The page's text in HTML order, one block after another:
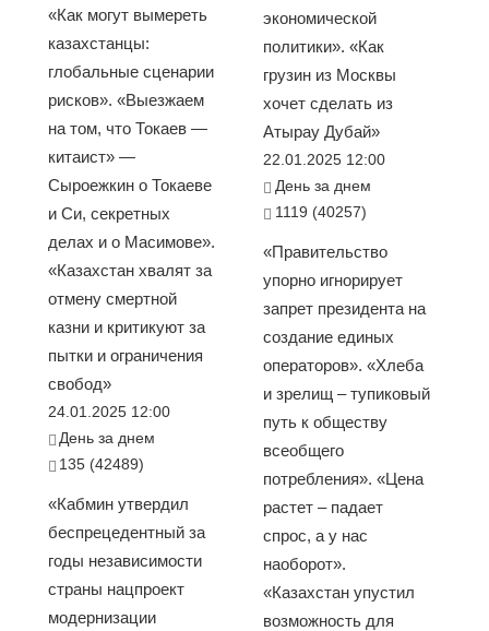
«Как могут вымереть
казахстанцы:
глобальные сценарии
рисков». «Выезжаем
на том, что Токаев —
китаист» —
Сыроежкин о Токаеве
и Си, секретных
делах и о Масимове».
«Казахстан хвалят за
отмену смертной
казни и критикуют за
пытки и ограничения
свобод»
24.01.2025 12:00
День за днем
135 (42489)
«Кабмин утвердил
беспрецедентный за
годы независимости
страны нацпроект
модернизации
экономической
политики». «Как
грузин из Москвы
хочет сделать из
Атырау Дубай»
22.01.2025 12:00
День за днем
1119 (40257)
«Правительство
упорно игнорирует
запрет президента на
создание единых
операторов». «Хлеба
и зрелищ – тупиковый
путь к обществу
всеобщего
потребления». «Цена
растет – падает
спрос, а у нас
наоборот».
«Казахстан упустил
возможность для